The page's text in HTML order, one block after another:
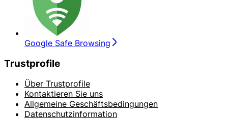
Google Safe Browsing
Trustprofile
Über Trustprofile
Kontaktieren Sie uns
Allgemeine Geschäftsbedingungen
Datenschutzinformation